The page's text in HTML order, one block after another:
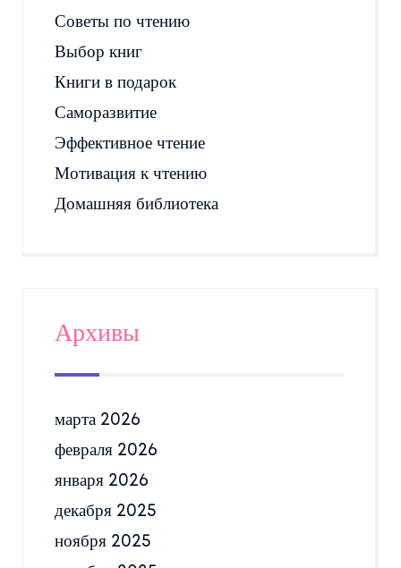
Советы по чтению
Выбор книг
Книги в подарок
Саморазвитие
Эффективное чтение
Мотивация к чтению
Домашняя библиотека
Архивы
марта 2026
февраля 2026
января 2026
декабря 2025
ноября 2025